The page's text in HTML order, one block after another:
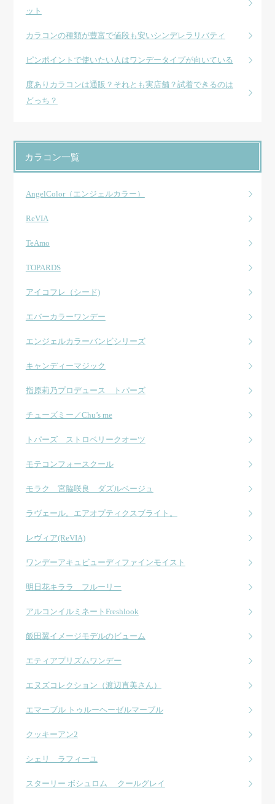
ット
カラコンの種類が豊富で値段も安いシンデレラリバティ
ピンポイントで使いたい人はワンデータイプが向いている
度ありカラコンは通販？それとも実店舗？試着できるのは
どっち？
カラコン一覧
AngelColor（エンジェルカラー）
ReVIA
TeAmo
TOPARDS
アイコフレ（シード)
エバーカラーワンデー
エンジェルカラーバンビシリーズ
キャンディーマジック
指原莉乃プロデュース トパーズ
チューズミー／Chu’s me
トパーズ ストロベリークオーツ
モテコンフォースクール
モラク 宮脇咲良 ダズルベージュ
ラヴェール。エアオプティクスブライト。
レヴィア(ReVIA)
ワンデーアキュビューディファインモイスト
明日花キララ フルーリー
アルコンイルミネートFreshlook
飯田翼イメージモデルのビューム
エティアプリズムワンデー
エヌズコレクション（渡辺直美さん）
エマーブル トゥルーヘーゼルマーブル
クッキーアン2
シェリ ラフィーユ
スターリー ボシュロム クールグレイ